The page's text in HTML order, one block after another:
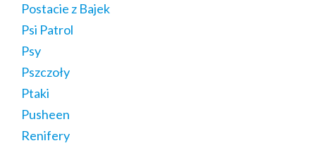
Postacie z Bajek
Psi Patrol
Psy
Pszczoły
Ptaki
Pusheen
Renifery